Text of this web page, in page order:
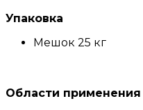
Упаковка
Мешок 25 кг
Области применения